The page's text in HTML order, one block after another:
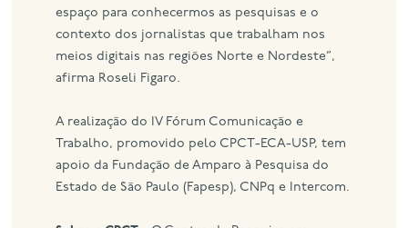
espaço para conhecermos as pesquisas e o
contexto dos jornalistas que trabalham nos
meios digitais nas regiões Norte e Nordeste”,
afirma Roseli Figaro.
A realização do IV Fórum Comunicação e
Trabalho, promovido pelo CPCT-ECA-USP, tem
apoio da Fundação de Amparo à Pesquisa do
Estado de São Paulo (Fapesp), CNPq e Intercom.